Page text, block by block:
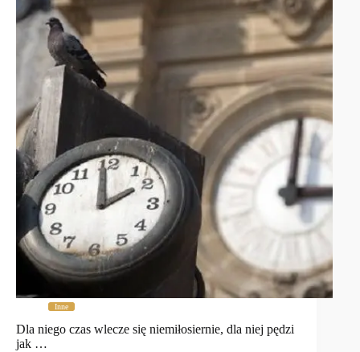
Inne
Dla niego czas wlecze się niemiłosiernie, dla niej pędzi
jak …